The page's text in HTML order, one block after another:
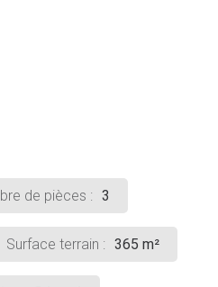
de pièces : 3
Surface terrain : 365 m²